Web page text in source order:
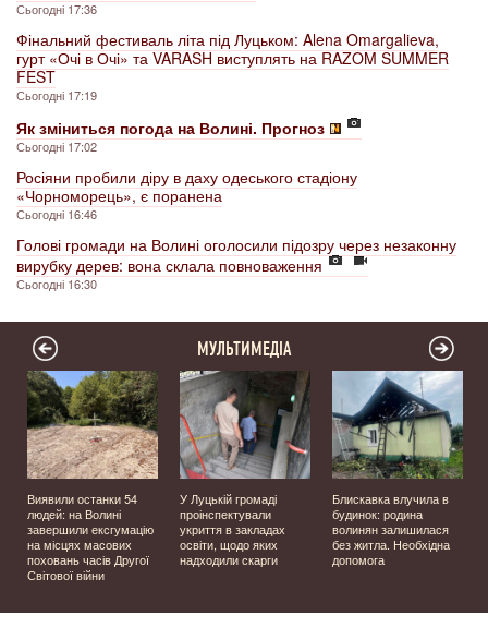
Сьогодні 17:36
Фінальний фестиваль літа під Луцьком: Alena Omargalieva,
гурт «Очі в Очі» та VARASH виступлять на RAZOM SUMMER
FEST
Сьогодні 17:19
Як зміниться погода на Волині. Прогноз
Сьогодні 17:02
Росіяни пробили діру в даху одеського стадіону
«Чорноморець», є поранена
Сьогодні 16:46
Голові громади на Волині оголосили підозру через незаконну
вирубку дерев: вона склала повноваження
Сьогодні 16:30
МУЛЬТИМЕДІА
Виявили останки 54
людей: на Волині
завершили ексгумацію
на місцях масових
поховань часів Другої
Світової війни
У Луцькій громаді
проінспектували
укриття в закладах
освіти, щодо яких
надходили скарги
Блискавка влучила в
будинок: родина
волинян залишилася
без житла. Необхідна
допомога